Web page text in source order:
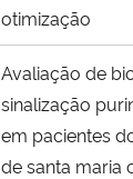
otimização
Avaliação de
sinalização
em pacientes
de santa maria